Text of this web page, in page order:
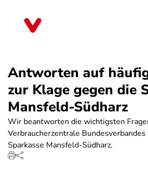
Antworten auf
zur Klage gegen die
Mansfeld-Südharz
Wir beantworten die wichtigsten
Verbraucherzentrale Bundesverbandes
Sparkasse Mansfeld-Südharz.